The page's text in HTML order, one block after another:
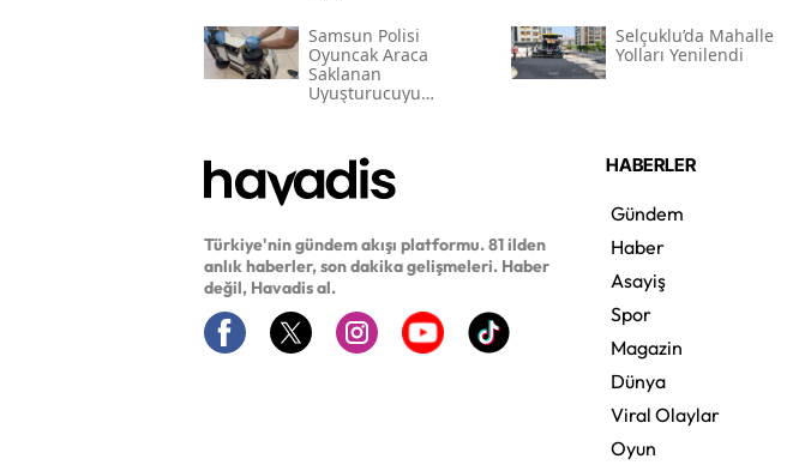
Samsun Polisi
Oyuncak Araca
Saklanan
Uyuşturucuyu
Selçuklu’da Mahalle
Yolları Yenilendi
Türkiye'nin gündem akışı platformu. 81 ilden
anlık haberler, son dakika gelişmeleri. Haber
değil, Havadis al.
HABERLER
Gündem
Haber
Asayiş
Spor
Magazin
Dünya
Viral Olaylar
Oyun